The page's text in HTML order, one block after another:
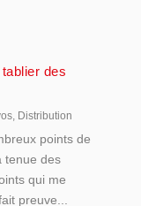
des
, Distribution
points de
tenue des
qui me
preuve...